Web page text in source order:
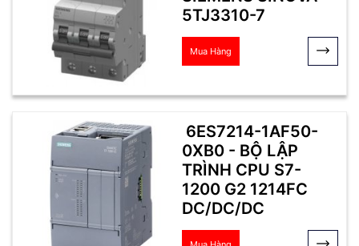
5TJ3310-7
Mua Hàng
6ES7214-1AF50-
0XB0 - BỘ LẬP
TRÌNH CPU S7-
1200 G2 1214FC
DC/DC/DC